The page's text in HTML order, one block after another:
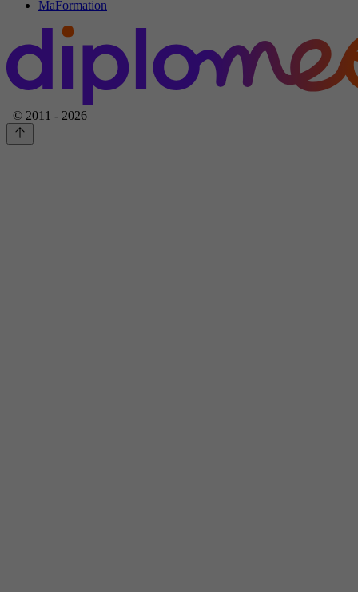
MaFormation
© 2011 - 2026